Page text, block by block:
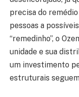
precisa do
pessoas a
“remedinho”, o
unidade e sua
um investimento
estruturais